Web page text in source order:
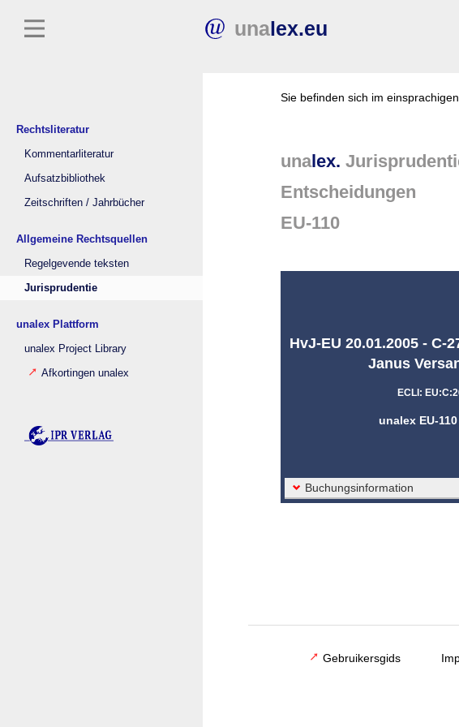
unalex.eu
Rechtsliteratur
Kommentarliteratur
Aufsatzbibliothek
Zeitschriften / Jahrbücher
Allgemeine Rechtsquellen
Regelgevende teksten
Jurisprudentie
unalex Plattform
unalex Project Library
Afkortingen unalex
Sie befinden sich im
unalex.
Entscheidungen
EU-110
HvJ-EU 20.01.2005 - C-
Janus
ECLI:
unalex EU-110
Buchungsinformation
Gebruikersgids